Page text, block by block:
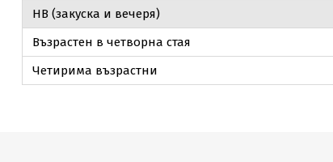
НВ (закуска и вечеря)
Възрастен в четворна стая
Четирима възрастни